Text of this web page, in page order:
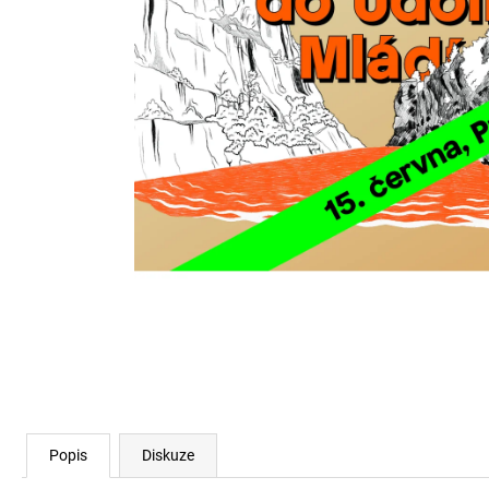
Popis Diskuze
LITERÁRNÍ PROCHÁZKY A2: PŘÍBĚHY
STARÉHO MĚSTA – LEGENDY, POVĚSTI,
UDÁLOSTI
250 Kč